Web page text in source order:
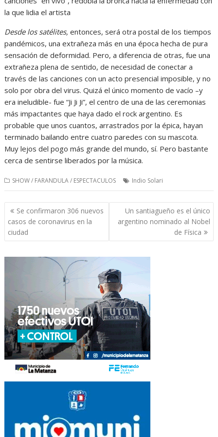
la que lidia el artista
Desde los satélites, entonces, será otra postal de los tiempos
pandémicos, una extrañeza más en una época hecha de pura
sensación de deformidad. Pero, a diferencia de otras, fue una
extrañeza plena de sentido, de necesidad de conectar a
través de las canciones con un acto presencial imposible, y no
solo por obra del virus. Quizá el único momento de vacío –y
era ineludible- fue “Ji Ji Ji”, el centro de una de las ceremonias
más impactantes que haya dado el rock argentino. Es
probable que unos cuantos, arrastrados por la épica, hayan
terminado bailando entre cuatro paredes con su mascota.
Muy lejos del pogo más grande del mundo, sí. Pero bastante
cerca de sentirse liberados por la música.
SHOW / FARANDULA / ESPECTACULOS Indio Solari
Navegación
de
entradas
Se confirmaron 306 nuevos
casos de coronavirus en la
ciudad
Un santiagueño es el único
argentino nominado al Nobel
de Física